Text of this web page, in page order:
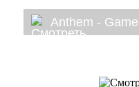
Anthem -